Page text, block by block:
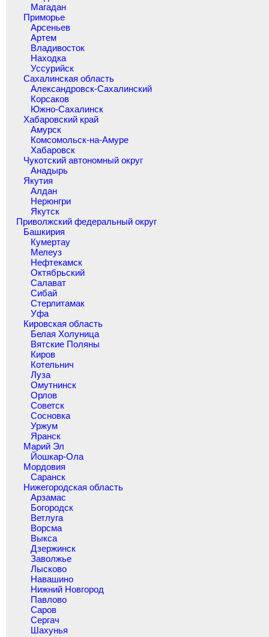
Магадан
Приморье
Арсеньев
Артем
Владивосток
Находка
Уссурийск
Сахалинская область
Александровск-Сахалинский
Корсаков
Южно-Сахалинск
Хабаровский край
Амурск
Комсомольск-на-Амуре
Хабаровск
Чукотский автономный округ
Анадырь
Якутия
Алдан
Нерюнгри
Якутск
Приволжский федеральный округ
Башкирия
Кумертау
Мелеуз
Нефтекамск
Октябрьский
Салават
Сибай
Стерлитамак
Уфа
Кировская область
Белая Холуница
Вятские Поляны
Киров
Котельнич
Луза
Омутнинск
Орлов
Советск
Сосновка
Уржум
Яранск
Марий Эл
Йошкар-Ола
Мордовия
Саранск
Нижегородская область
Арзамас
Богородск
Ветлуга
Ворсма
Выкса
Дзержинск
Заволжье
Лысково
Навашино
Нижний Новгород
Павлово
Саров
Сергач
Шахунья